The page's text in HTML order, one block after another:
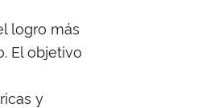
logro más
El objetivo
y